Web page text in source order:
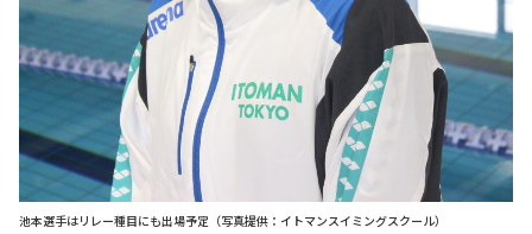
池本選手はリレー種目にも出場予定（写真提供：イトマンスイミングスクール）